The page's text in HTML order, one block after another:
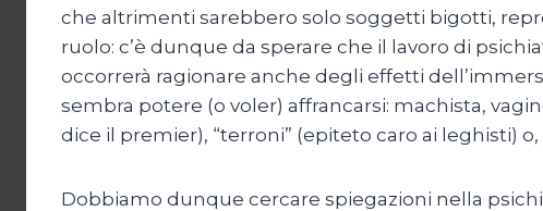
che altrimenti sarebbero solo soggetti bigotti,
ruolo: c’è dunque da sperare che il lavoro di
occorrerà ragionare anche degli effetti
sembra potere (o voler) affrancarsi: machista,
dice il premier), “terroni” (epiteto caro ai leghisti) o,
Dobbiamo dunque cercare spiegazioni nella